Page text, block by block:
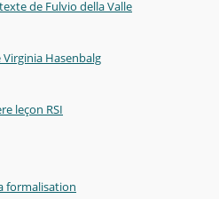
de Fulvio della Valle
Hasenbalg
leçon RSI
formalisation